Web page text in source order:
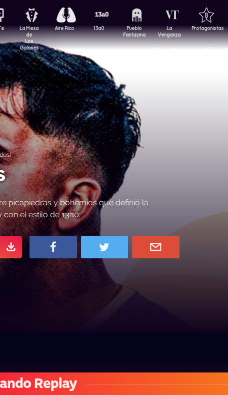
La Mesa
de
Los
Galanes
Aire Rico 13a0
Pueblo
Fantasma
La
Venganza
Protagonistas
picapiedras y bohemios que definió la
el estilo de 13a0.
Replay